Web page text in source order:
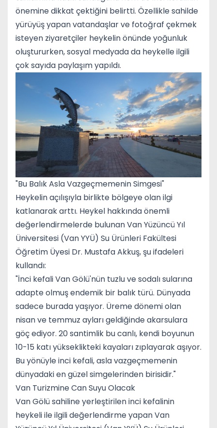
önemine dikkat çektiğini belirtti. Özellikle sahilde
yürüyüş yapan vatandaşlar ve fotoğraf çekmek
isteyen ziyaretçiler heykelin önünde yoğunluk
oluştururken, sosyal medyada da heykelle ilgili
çok sayıda paylaşım yapıldı.
"Bu Balık Asla Vazgeçmemenin Simgesi"
Heykelin açılışıyla birlikte bölgeye olan ilgi
katlanarak arttı. Heykel hakkında önemli
değerlendirmelerde bulunan Van Yüzüncü Yıl
Üniversitesi (Van YYÜ) Su Ürünleri Fakültesi
Öğretim Üyesi Dr. Mustafa Akkuş, şu ifadeleri
kullandı:
"İnci kefali Van Gölü'nün tuzlu ve sodalı sularına
adapte olmuş endemik bir balık türü. Dünyada
sadece burada yaşıyor. Üreme dönemi olan
nisan ve temmuz ayları geldiğinde akarsulara
göç ediyor. 20 santimlik bu canlı, kendi boyunun
10-15 katı yükseklikteki kayaları zıplayarak aşıyor.
Bu yönüyle inci kefali, asla vazgeçmemenin
dünyadaki en güzel simgelerinden birisidir."
Van Turizmine Can Suyu Olacak
Van Gölü sahiline yerleştirilen inci kefalinin
heykeli ile ilgili değerlendirme yapan Van